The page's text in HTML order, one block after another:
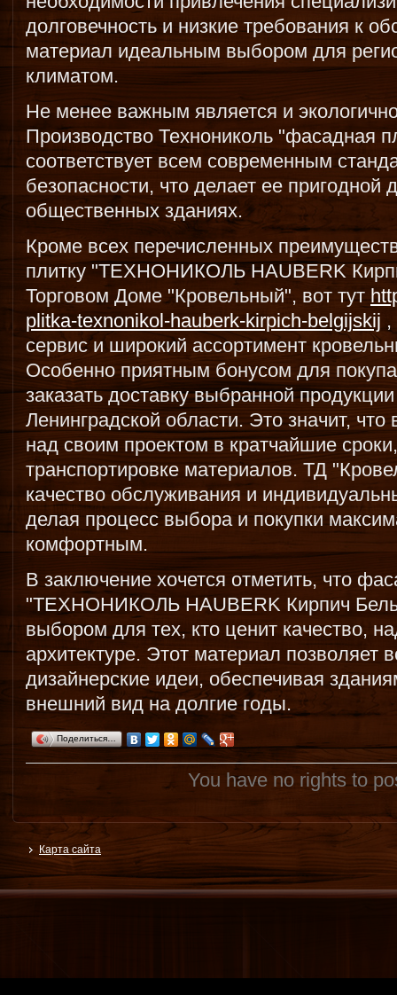
долговечность и низкие требования к
материал идеальным выбором для
климатом.
Не менее важным является и
Производство Технониколь "фасадная
соответствует всем современным
безопасности, что делает ее
общественных зданиях.
Кроме всех перечисленных
плитку "ТЕХНОНИКОЛЬ HAUBERK
Торговом Доме "Кровельный", вот тут
plitka-texnonikol-hauberk-kirpich-belgijskij
сервис и широкий ассортимент
Особенно приятным бонусом для
заказать доставку выбранной
Ленинградской области. Это значит,
над своим проектом в кратчайшие
транспортировке материалов. ТД
качество обслуживания и
делая процесс выбора и покупки
комфортным.
В заключение хочется отметить, что
"ТЕХНОНИКОЛЬ HAUBERK Кирпич
выбором для тех, кто ценит качество,
архитектуре. Этот материал позволяет
дизайнерские идеи, обеспечивая
внешний вид на долгие годы.
Поделиться…
You have no rights to
Карта сайта